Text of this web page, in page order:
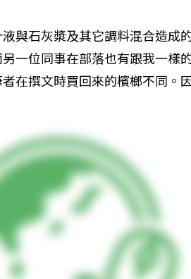
與石灰漿及其它調料混合造成
一位同事在部落也有跟我一樣
在撰文時買回來的檳榔不同。